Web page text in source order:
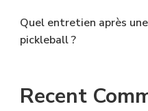
Quel entretien après
pickleball ?
Recent